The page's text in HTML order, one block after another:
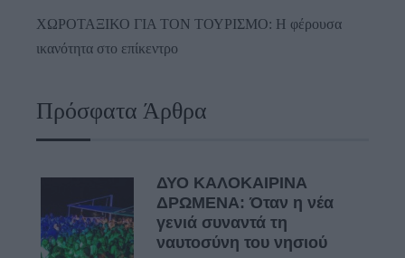
ΧΩΡΟΤΑΞΙΚΟ ΓΙΑ ΤΟΝ ΤΟΥΡΙΣΜΟ: Η φέρουσα
ικανότητα στο επίκεντρο
Πρόσφατα Άρθρα
ΔΥΟ ΚΑΛΟΚΑΙΡΙΝΑ
ΔΡΩΜΕΝΑ: Όταν η νέα
γενιά συναντά τη
ναυτοσύνη του νησιού